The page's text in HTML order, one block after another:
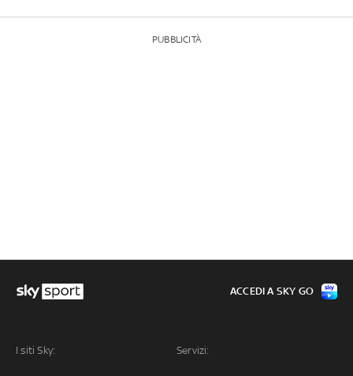
PUBBLICITÀ
I siti Sky: Servizi:
ACCEDI A SKY GO